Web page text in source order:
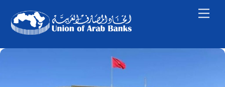
content